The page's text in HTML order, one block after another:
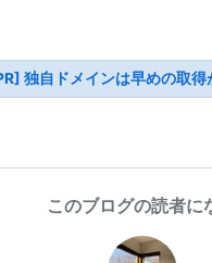
独自ドメインは早めの取得
このブログの読者に